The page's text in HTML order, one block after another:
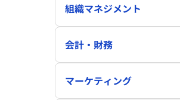
組織マネジメント
会計・財務
マーケティング